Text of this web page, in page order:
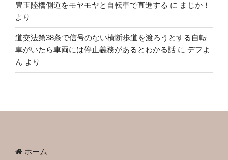
豊玉陸橋側道をモヤモヤと自転車で直進する に まじか！
より
道交法第38条で信号のない横断歩道を渡ろうとする自転
車がいたら車両には停止義務があるとわかる話 に デフよ
ん より
ホーム